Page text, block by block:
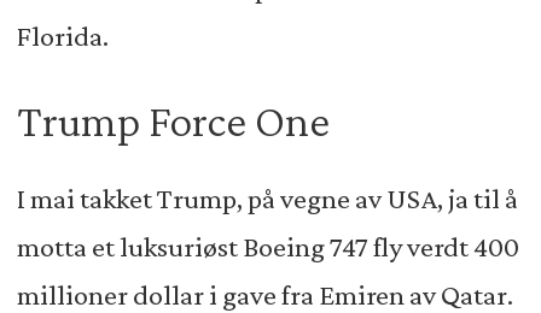
Florida.
Trump Force One
I mai takket Trump, på vegne av USA, ja til å
motta et luksuriøst Boeing 747 fly verdt 400
millioner dollar i gave fra Emiren av Qatar.